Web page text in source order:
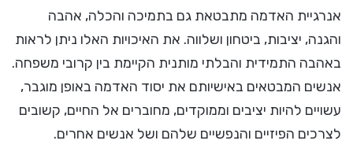
אנרגיית האדמה מתבטאת גם בתמיכה והכלה, אהבה
והגנה, יציבות, ביטחון ושלווה. את האיכויות האלו ניתן לראות
באהבה התמידית והבלתי מותנית הקיימת בין קרובי משפחה.
אנשים המבטאים באישיותם את יסוד האדמה באופן מוגבר,
עשויים להיות יציבים וממוקדים, מחוברים אל החיים, קשובים
לצרכים הפיזיים והנפשיים שלהם ושל אנשים אחרים.